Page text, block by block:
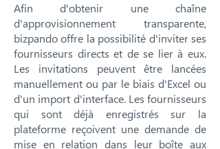
Afin d'obtenir une chaîne
d'approvisionnement transparente,
bizpando offre la possibilité d'inviter ses
fournisseurs directs et de se lier à eux.
Les invitations peuvent être lancées
manuellement ou par le biais d'Excel ou
d'un import d'interface. Les fournisseurs
qui sont déjà enregistrés sur la
plateforme reçoivent une demande de
mise en relation dans leur boîte aux